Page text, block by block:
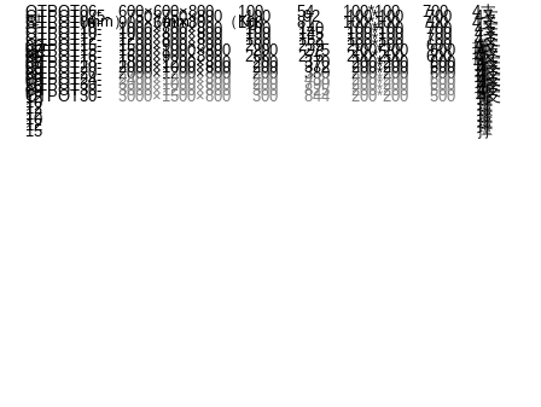
型
号
（mm ）
（mm）
（ Kg）
OTPOT06-
06
600×600×800 100 54 100*100 700 4支
撑
OTPOT075-
075
750×750×800 100 92 100*100 700 4支
撑
OTPOT09-
06
900×600×800 100 81 100*100 700 4支
撑
OTPOT10-
07
1000×700×800 100 140 100*100 700 4支
撑
OTPOT10-
08
1000×800×800 100 145 100*100 700 4支
撑
OTPOT12-
08
1200×800×800 100 152 100*100 700 4支
撑
OTPOT15-
09
1500×900×800 200 259 200*200 600 4支
撑
OTPOT15-
10
1500×1000×800 200 275 200*200 600 4支
撑
OTPOT16-
09
1600×900×800 200 276 200*200 600 4支
撑
OTPOT18-
12
1800×1200×800 200 370 200*200 600 4支
撑
OTPOT20-
10
2000×1000×800 200 372 200*200 600 4支
撑
OTPOT20-
12
2000×1200×800 200 380 200*200 600 4 支
撑
OTPOT24-
12
2400×1200×800 200 438 200*200 600 4支
撑
OTPOT30-
10
3000×1000×800 200 790 200*200 600 4支
撑
OTPOT30-
12
3000×1200×800 300 825 200*200 500 4支
撑
OTPOT30-
15
3000×1500×800 300 844 200*200 500 4支
撑